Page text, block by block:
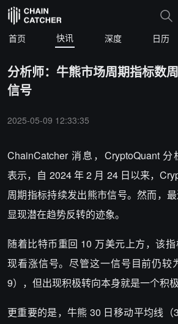
首页 快讯 深度 日历
分析师：牛熊市场周期指标数
信号
2025-05-09 12:33:35
ChainCatcher 消息，CryptoQuant
表示，自 2024 年 2 月 24 日以来，
周期指标持续发出熊市信号。然而，
显现潜在趋势反转的迹象。
随着比特币重回 10 万美元上方，该
现看涨信号。尽管这一信号目前仍较
9），但出现积极转向本身就是一个积极
更重要的是，牛熊 30 日移动平均线（